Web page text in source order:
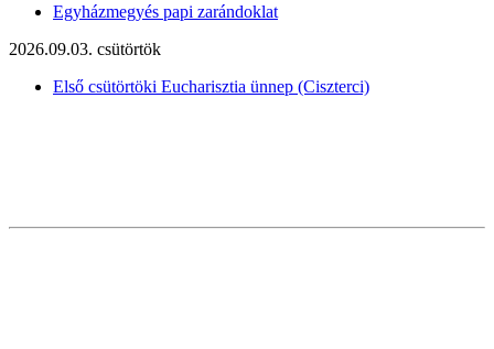
Egyházmegyés papi zarándoklat
2026.09.03. csütörtök
Első csütörtöki Eucharisztia ünnep (Ciszterci)